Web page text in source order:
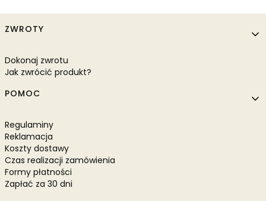
Linki w stopce
ZWROTY
Dokonaj zwrotu
Jak zwrócić produkt?
POMOC
Regulaminy
Reklamacja
Koszty dostawy
Czas realizacji zamówienia
Formy płatności
Zapłać za 30 dni